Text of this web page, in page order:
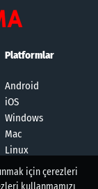
Platformlar
Android
iOS
Windows
Mac
Linux
için çerezleri
kullanmamızı